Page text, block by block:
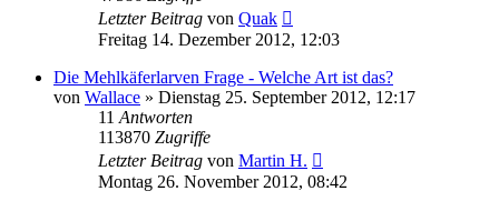
Letzter Beitrag von Quak
Freitag 14. Dezember 2012, 12:03
Die Mehlkäferlarven Frage - Welche Art ist das?
von Wallace » Dienstag 25. September 2012, 12:17
11 Antworten
113870 Zugriffe
Letzter Beitrag von Martin H.
Montag 26. November 2012, 08:42